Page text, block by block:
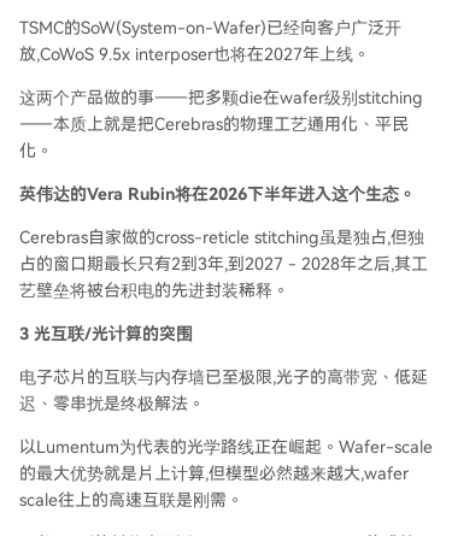
TSMC的SoW(System-on-Wafer)已经向客户广泛开
放,CoWoS 9.5x interposer也将在2027年上线。
这两个产品做的事——把多颗die在wafer级别stitching
——本质上就是把Cerebras的物理工艺通用化、平民
化。
英伟达的Vera Rubin将在2026下半年进入这个生态。
Cerebras自家做的cross-reticle stitching虽是独占,但独
占的窗口期最长只有2到3年,到2027 - 2028年之后,其工
艺壁垒将被台积电的先进封装稀释。
3 光互联/光计算的突围
电子芯片的互联与内存墙已至极限,光子的高带宽、低延
迟、零串扰是终极解法。
以Lumentum为代表的光学路线正在崛起。Wafer-scale
的最大优势就是片上计算,但模型必然越来越大,wafer
scale往上的高速互联是刚需。